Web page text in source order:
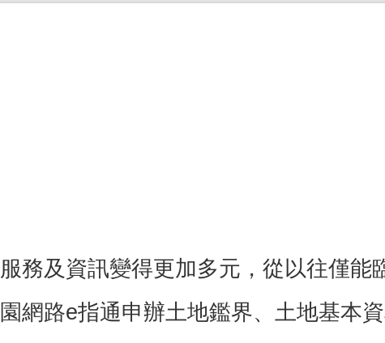
務及資訊變得更加多元，從以往僅能
網路e指通申辦土地鑑界、土地基本